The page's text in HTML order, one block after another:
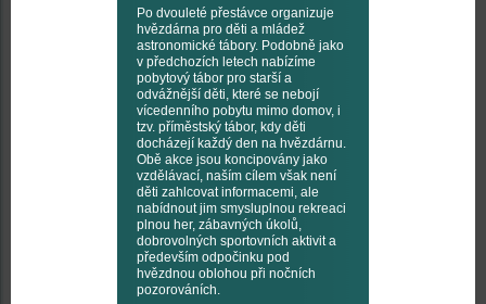
Po dvouleté přestávce organizuje
hvězdárna pro děti a mládež
astronomické tábory. Podobně jako
v předchozích letech nabízíme
pobytový tábor pro starší a
odvážnější děti, které se nebojí
vícedenního pobytu mimo domov, i
tzv. příměstský tábor, kdy děti
docházejí každý den na hvězdárnu.
Obě akce jsou koncipovány jako
vzdělávací, naším cílem však není
děti zahlcovat informacemi, ale
nabídnout jim smysluplnou rekreaci
plnou her, zábavných úkolů,
dobrovolných sportovních aktivit a
především odpočinku pod
hvězdnou oblohou při nočních
pozorováních.